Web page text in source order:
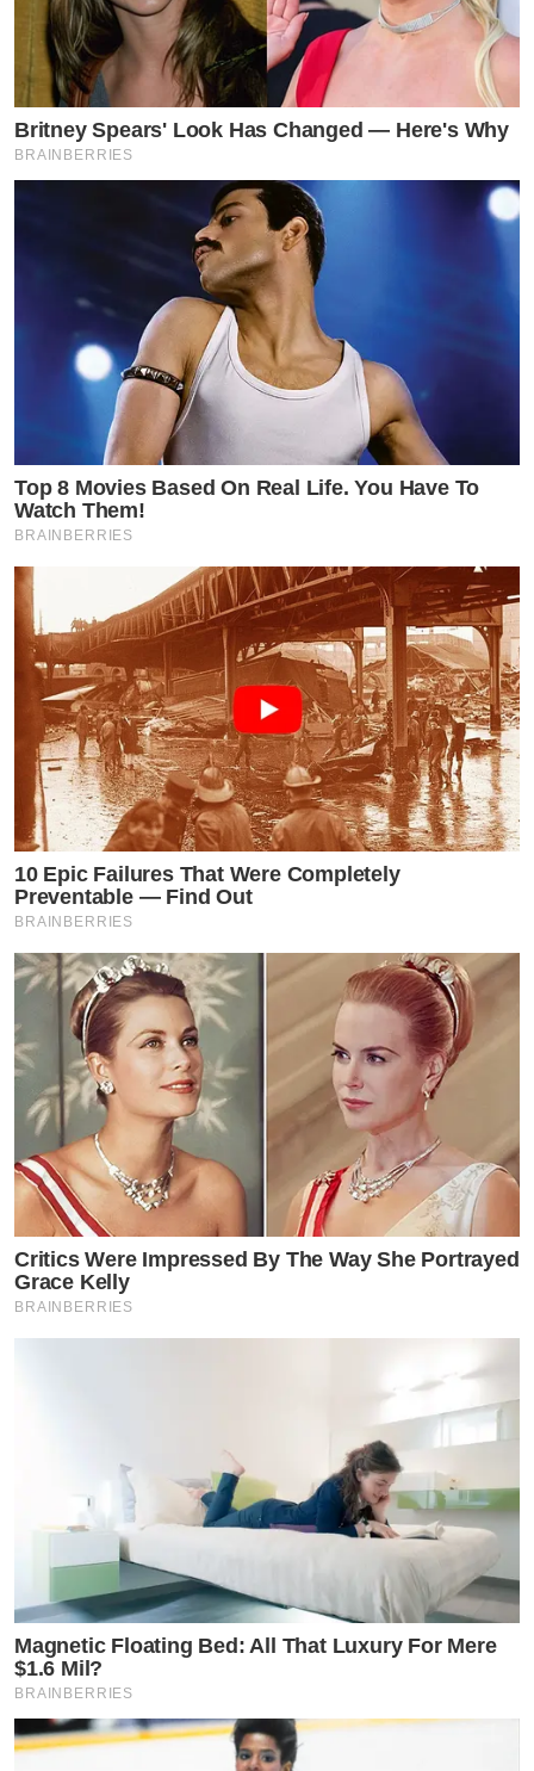
Britney Spears' Look Has Changed — Here's Why
BRAINBERRIES
Top 8 Movies Based On Real Life. You Have To
Watch Them!
BRAINBERRIES
10 Epic Failures That Were Completely
Preventable — Find Out
BRAINBERRIES
Critics Were Impressed By The Way She Portrayed
Grace Kelly
BRAINBERRIES
Magnetic Floating Bed: All That Luxury For Mere
$1.6 Mil?
BRAINBERRIES